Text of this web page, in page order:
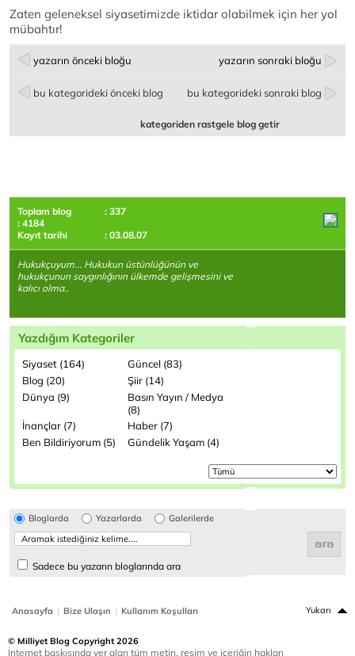
Zaten geleneksel siyasetimizde iktidar olabilmek için her yol
mübahtır!
yazarın önceki bloğu yazarın sonraki bloğu
bu kategorideki önceki blog bu kategorideki sonraki blog
kategoriden rastgele blog getir
Toplam blog
: 337
: 4184
Kayıt tarihi
: 03.08.07
Hukukçuyum... Hukukun üstünlüğünün ve
hukukçunun saygınlığının ülkemde gelişmesini ve
kalıcı olma..
Yazdığım Kategoriler
Siyaset (164)
Güncel (83)
Blog (20)
Şiir (14)
Dünya (9)
Basın Yayın / Medya
(8)
İnançlar (7)
Haber (7)
Ben Bildiriyorum (5)
Gündelik Yaşam (4)
Bloglarda Yazarlarda Galerilerde
Sadece bu yazarın bloglarında ara
Anasayfa | Bize Ulaşın | Kullanım Koşulları Yukarı
© Milliyet Blog Copyright 2026
İnternet baskısında yer alan tüm metin, resim ve içeriğin hakları